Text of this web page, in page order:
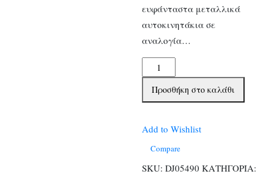
ευφάνταστα μεταλλικά
αυτοκινητάκια σε
αναλογία…
Djeco
Αυτοκίνητο
Blue
Gun
Προσθήκη στο καλάθι
Add to Wishlist
Compare
SKU: DJ05490 ΚΑΤΗΓΟΡΙΑ: